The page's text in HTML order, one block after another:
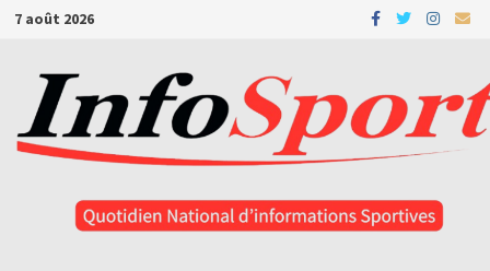
Passer
contenu
7 août 2026